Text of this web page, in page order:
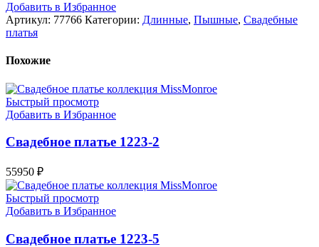
Добавить в Избранное
Артикул: 77766 Категории: Длинные, Пышные, Свадебные
платья
Похожие
Быстрый просмотр
Добавить в Избранное
Свадебное платье 1223-2
55950 ₽
Быстрый просмотр
Добавить в Избранное
Свадебное платье 1223-5